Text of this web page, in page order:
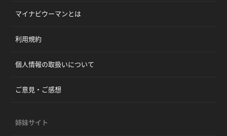
マイナビウーマンとは
利用規約
個人情報の取扱いについて
ご意見・ご感想
姉妹サイト